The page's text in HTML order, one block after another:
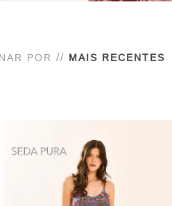
POR MAIS RECENTES